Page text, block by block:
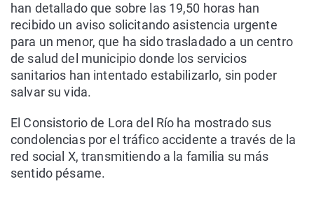
han detallado que sobre las 19,50 horas han
recibido un aviso solicitando asistencia urgente
para un menor, que ha sido trasladado a un centro
de salud del municipio donde los servicios
sanitarios han intentado estabilizarlo, sin poder
salvar su vida.
El Consistorio de Lora del Río ha mostrado sus
condolencias por el tráfico accidente a través de la
red social X, transmitiendo a la familia su más
sentido pésame.